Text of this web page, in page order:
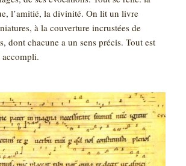
l’amitié, la divinité. On lit un livre
à la couverture incrustées de
dont chacune a un sens précis. Tout est
accompli.